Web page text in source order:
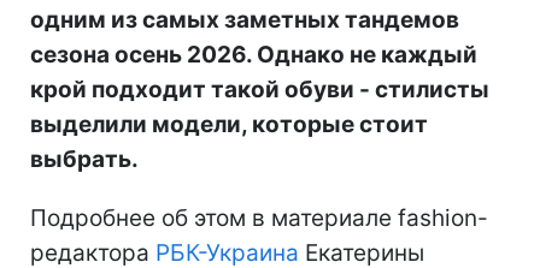
одним из самых заметных тандемов
сезона осень 2026. Однако не каждый
крой подходит такой обуви - стилисты
выделили модели, которые стоит
выбрать.
Подробнее об этом в материале fashion-
редактора РБК-Украина Екатерины